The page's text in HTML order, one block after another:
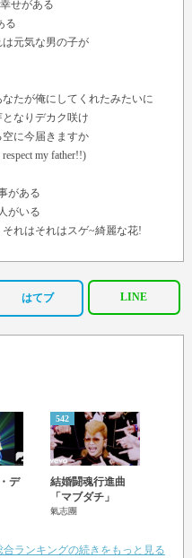
せがある
る
元気な男の子が
たが俺にしてくれたみたいに
なりデカク咲け
に今届きますか
my father!!)
がある
がいる
れはそれはスゲ~綺麗な花!
愛がある
この想いを
はてブ LINE
デ
542
結婚闘魂行進曲
「マブダチ」
氣志團
ランキングの続きをもっと見る